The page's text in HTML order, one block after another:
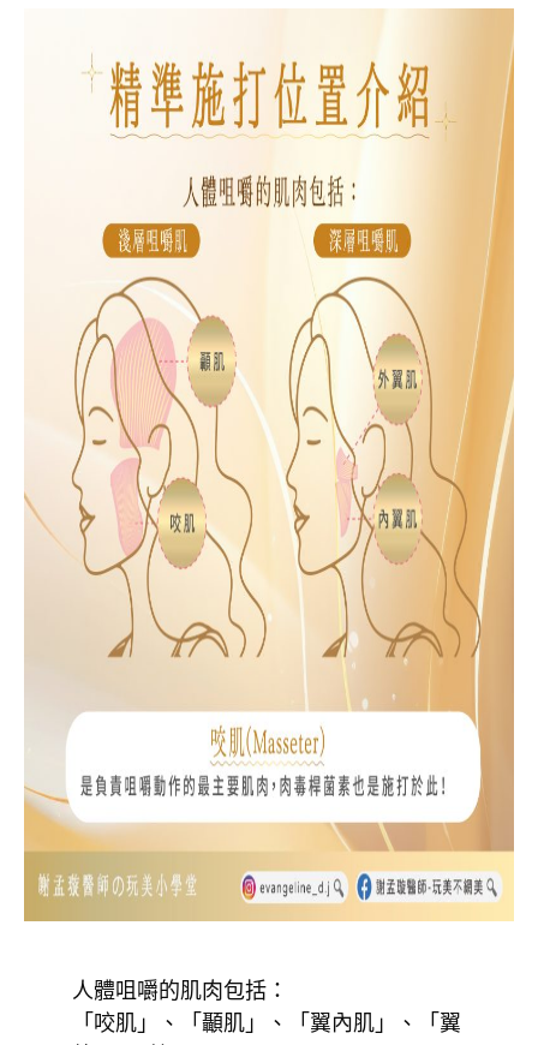
人體咀嚼的肌肉包括：
「咬肌」、「顳肌」、「翼內肌」、「翼